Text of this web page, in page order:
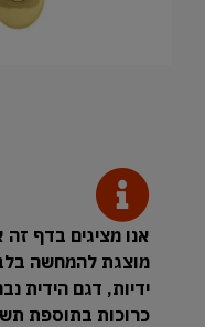
אנו מציגים בדף
מוצגת להמחשה
ידיות, דגם הידית
כרוכות בתוספת